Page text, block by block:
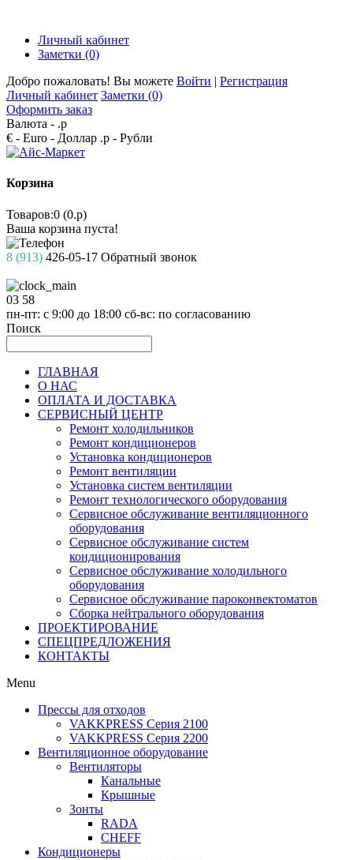
Личный кабинет
Заметки (0)
Добро пожаловать! Вы можете Войти | Регистрация
Личный кабинет Заметки (0)
Оформить заказ
Валюта - .р
€ - Euro - Доллар .р - Рубли
Корзина
Товаров:0 (0.р)
Ваша корзина пуста!
8 (913) 426-05-17 Обратный звонок
03 58
пн-пт: с 9:00 до 18:00 сб-вс: по согласованию
Поиск
ГЛАВНАЯ
О НАС
ОПЛАТА И ДОСТАВКА
СЕРВИСНЫЙ ЦЕНТР
Ремонт холодильников
Ремонт кондиционеров
Установка кондиционеров
Ремонт вентиляции
Установка систем вентиляции
Ремонт технологического оборудования
Cервисное обслуживание вентиляционного
оборудования
Cервисное обслуживание систем
кондиционирования
Cервисное обслуживание холодильного
оборудования
Сервисное обслуживание пароконвектоматов
Сборка нейтрального оборудования
ПРОЕКТИРОВАНИЕ
СПЕЦПРЕДЛОЖЕНИЯ
КОНТАКТЫ
Menu
Прессы для отходов
VAKKPRESS Серия 2100
VAKKPRESS Серия 2200
Вентиляционное оборудование
Вентиляторы
Канальные
Крышные
Зонты
RADA
CHEFF
Кондиционеры